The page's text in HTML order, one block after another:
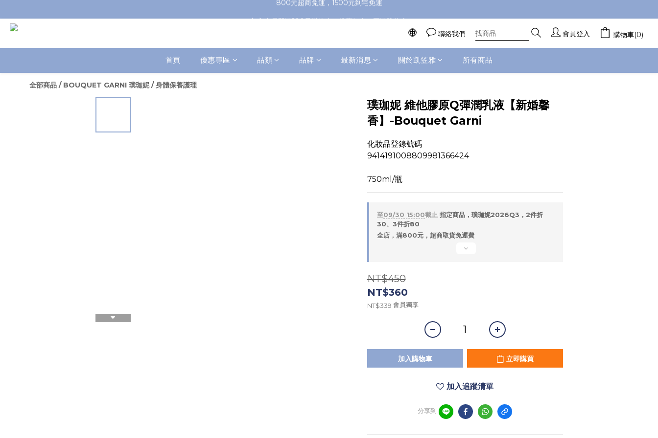
加入會員即送100元購物金，推薦好友，再送購物金
加入會員即送100元購物金，推薦好友，再送購物金
加入會員即送100元購物金，推薦好友，再送購物金
聯絡我們 會員登入 購物車(0)
首頁 優惠專區 品類 品牌 最新消息 關於凱笠雅 所有商品
全部商品 / BOUQUET GARNI 璞珈妮/身體保養護理
璞珈妮 維他膠原Q彈潤乳液【新婚馨
香】-Bouquet Garni
化妝品登錄號碼
9414191008809981366424
750ml/瓶
至09/30 15:00截止 指定商品，璞珈妮2026Q3，2件折
30、3件折80
全店，滿800元，超商取貨免運費
NT$450
NT$360
NT$339 會員獨享
加入購物車 立即購買
加入追蹤清單
分享到